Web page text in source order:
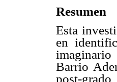
Resumen
Esta
en
Barrio
post-